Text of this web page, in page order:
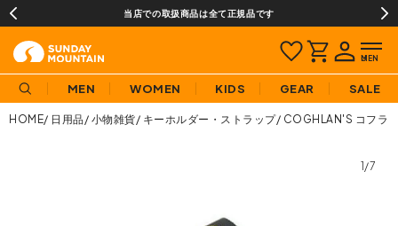
当店での取扱商品は全て正規品です
MEN WOMEN KIDS GEAR SALE
HOME 日用品 小物雑貨 キーホルダー・ストラップ COGHLAN'S コフラ
1/7